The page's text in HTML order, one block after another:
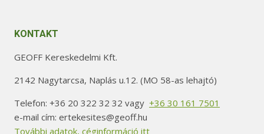
KONTAKT
GEOFF Kereskedelmi Kft.
2142 Nagytarcsa, Naplás u.12. (MO 58-as lehajtó)
Telefon: +36 20 322 32 32 vagy +36 30 161 7501
e-mail cím: ertekesites@geoff.hu
További adatok, céginformáció itt